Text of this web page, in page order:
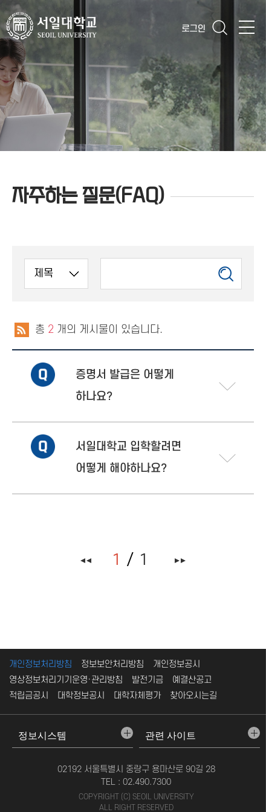
로그인
자주하는 질문(FAQ)
총 2 개의 게시물이 있습니다.
증명서 발급은 어떻게
하나요?
서일대학교 입학할려면
어떻게 해야하나요?
1 1
개인정보처리방침 정보보안처리방침
개인정보공시
영상정보처리기기운영·관리방침
발전기금
예결산공고
적립금공시
대학정보공시 대학자체평가 찾아오시는길
02192 서울특별시 중랑구 용마산로 90길 28
TEL : 02.490.7300
COPYRIGHT (C) SEOIL UNIVERSITY
ALL RIGHT RESERVED